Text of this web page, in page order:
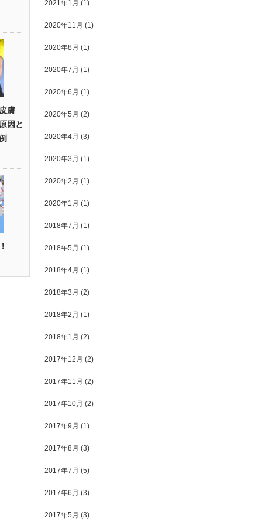
膚
因と
2021年1月 (1)
2020年11月 (1)
2020年8月 (1)
2020年7月 (1)
2020年6月 (1)
2020年5月 (2)
2020年4月 (3)
2020年3月 (1)
2020年2月 (1)
2020年1月 (1)
2018年7月 (1)
2018年5月 (1)
2018年4月 (1)
2018年3月 (2)
2018年2月 (1)
2018年1月 (2)
2017年12月 (2)
2017年11月 (2)
2017年10月 (2)
2017年9月 (1)
2017年8月 (3)
2017年7月 (5)
2017年6月 (3)
2017年5月 (3)